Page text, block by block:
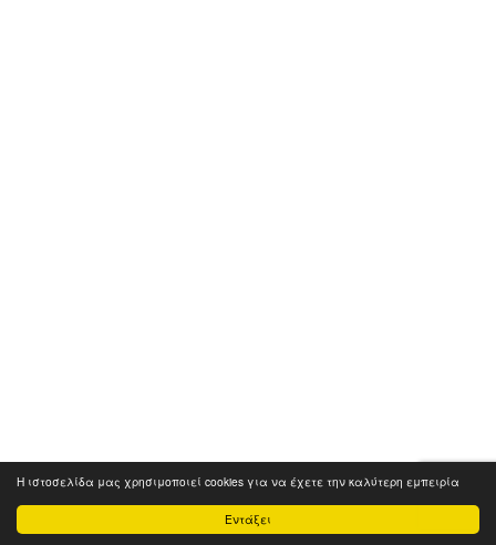
Εντάξει
Η ιστοσελίδα μας χρησιμοποιεί cookies για να έχετε την καλύτερη εμπειρία